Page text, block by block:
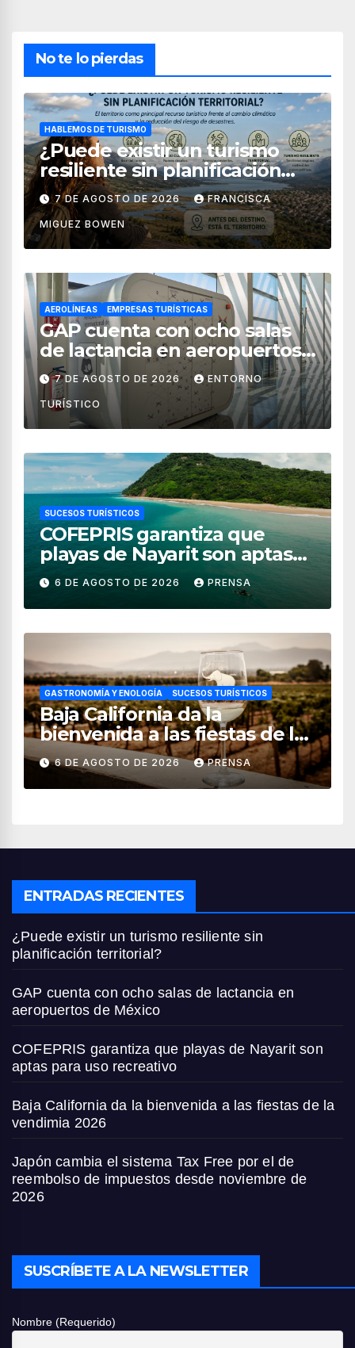
No te lo pierdas
HABLEMOS DE TURISMO
¿Puede existir un turismo
resiliente sin planificación
territorial?
7 DE AGOSTO DE 2026 FRANCISCA
MIGUEZ BOWEN
AEROLÍNEAS EMPRESAS TURÍSTICAS
GAP cuenta con ocho salas
de lactancia en aeropuertos
de México
7 DE AGOSTO DE 2026 ENTORNO
TURÍSTICO
SUCESOS TURÍSTICOS
COFEPRIS garantiza que
playas de Nayarit son aptas
para uso recreativo
6 DE AGOSTO DE 2026 PRENSA
GASTRONOMÍA Y ENOLOGÍA SUCESOS TURÍSTICOS
Baja California da la
bienvenida a las fiestas de la
vendimia 2026
6 DE AGOSTO DE 2026 PRENSA
ENTRADAS RECIENTES
¿Puede existir un turismo resiliente sin
planificación territorial?
GAP cuenta con ocho salas de lactancia en
aeropuertos de México
COFEPRIS garantiza que playas de Nayarit son
aptas para uso recreativo
Baja California da la bienvenida a las fiestas de la
vendimia 2026
Japón cambia el sistema Tax Free por el de
reembolso de impuestos desde noviembre de
2026
SUSCRÍBETE A LA NEWSLETTER
Nombre (Requerido)